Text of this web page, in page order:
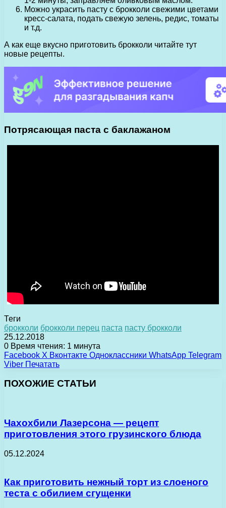
Можно украсить пасту с брокколи свежими цветами
кресс-салата, подать свежую зелень, редис, томаты
и т.д.
А как еще вкусно приготовить брокколи читайте тут
новые рецепты.
Потрясающая паста с баклажаном
Теги
брокколи брокколи перец паста пасту брокколи
25.12.2018
0 Время чтения: 1 минута
Facebook X Вконтакте Одноклассники WhatsApp Telegram
Viber Печатать
ПОХОЖИЕ СТАТЬИ
Чахохбили Лазерсона — рецепт
приготовления этого грузинского блюда
05.12.2024
Как приготовить нежный торт из слоеного
теста с обилием сгущенки